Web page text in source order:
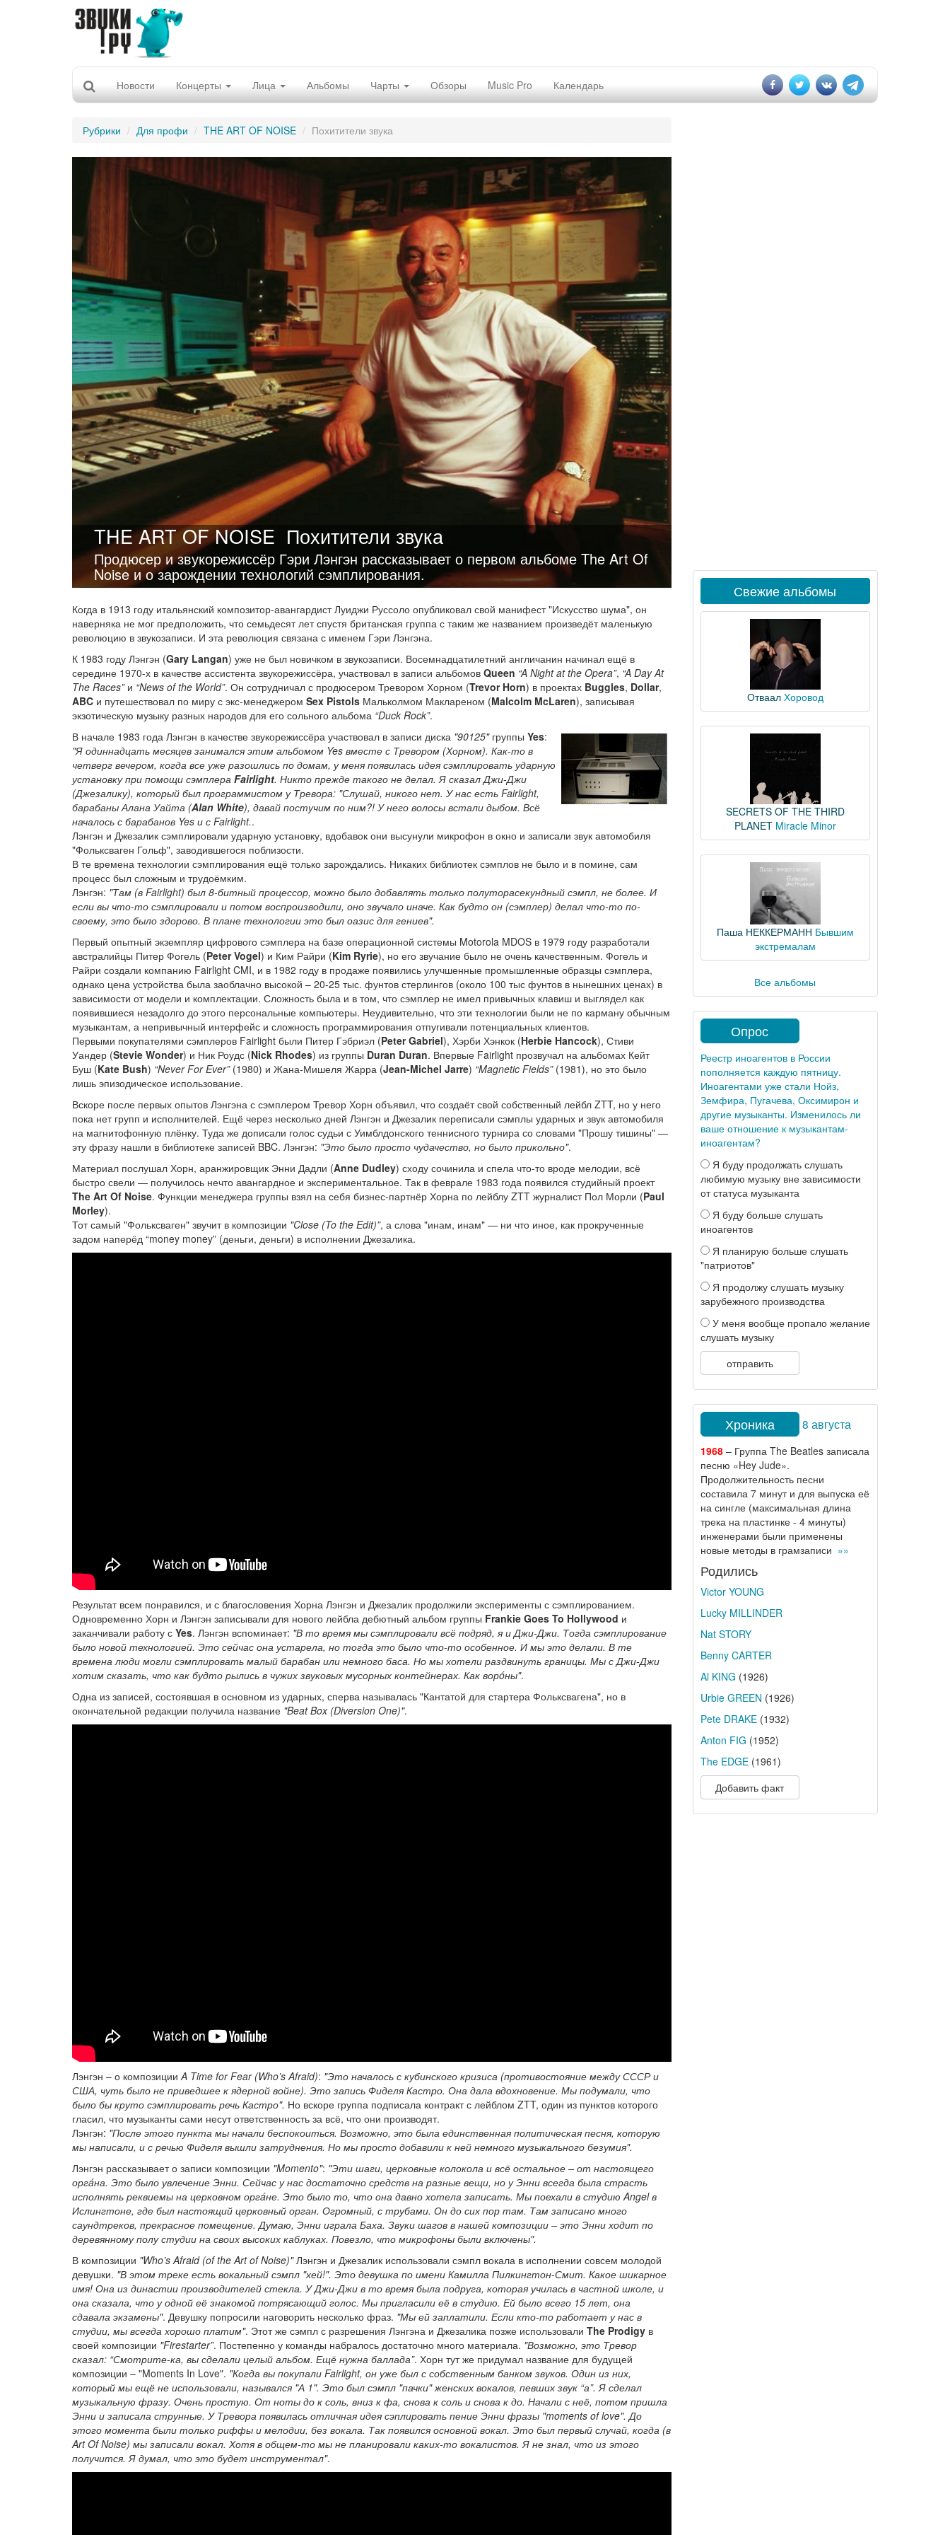
Новости Концерты Лица Альбомы Чарты Обзоры Music Pro Календарь
Рубрики Для профи THE ART OF NOISE Похитители звука
THE ART OF NOISE Похитители звука
Продюсер и звукорежиссёр Гэри Лэнгэн рассказывает о первом альбоме The Art Of
Noise и о зарождении технологий сэмплирования.
Когда в 1913 году итальянский композитор-авангардист Луиджи Руссоло опубликовал свой манифест "Искусство шума", он
наверняка не мог предположить, что семьдесят лет спустя британская группа с таким же названием произведёт маленькую
революцию в звукозаписи. И эта революция связана с именем Гэри Лэнгэна.
К 1983 году Лэнгэн (Gary Langan) уже не был новичком в звукозаписи. Восемнадцатилетний англичанин начинал ещё в
середине 1970-х в качестве ассистента звукорежиссёра, участвовал в записи альбомов Queen “A Night at the Opera”, “A Day At
The Races”и “News of the World”. Он сотрудничал с продюсером Тревором Хорном (Trevor Horn) в проектах Buggles, Dollar,
ABC и путешествовал по миру с экс-менеджером Sex Pistols Мальколмом Маклареном (Malcolm McLaren), записывая
экзотическую музыку разных народов для его сольного альбома “Duck Rock”.
В начале 1983 года Лэнгэн в качестве звукорежиссёра участвовал в записи диска "90125"группы Yes:
"Я одиннадцать месяцев занимался этим альбомом Yes вместе с Тревором (Хорном). Как-то в
четверг вечером, когда все уже разошлись по домам, у меня появилась идея сэмплировать ударную
установку при помощи сэмплера Fairlight. Никто прежде такого не делал. Я сказал Джи-Джи
(Джезалику), который был программистом у Тревора: "Слушай, никого нет. У нас есть Fairlight,
барабаны Алана Уайта (Alan White), давай постучим по ним?! У него волосы встали дыбом. Всё
началось с барабанов Yes и с Fairlight..
Лэнгэн и Джезалик сэмплировали ударную установку, вдобавок они высунули микрофон в окно и записали звук автомобиля
"Фольксваген Гольф", заводившегося поблизости.
В те времена технологии сэмплирования ещё только зарождались. Никаких библиотек сэмплов не было и в помине, сам
процесс был сложным и трудоёмким.
Лэнгэн: "Там (в Fairlight) был 8-битный процессор, можно было добавлять только полуторасекундный сэмпл, не более. И
если вы что-то сэмплировали и потом воспроизводили, оно звучало иначе. Как будто он (сэмплер) делал что-то по-
своему, это было здорово. В плане технологии это был оазис для гениев".
Первый опытный экземпляр цифрового сэмплера на базе операционной системы Motorola MDOS в 1979 году разработали
австралийцы Питер Фогель (Peter Vogel) и Ким Райри (Kim Ryrie), но его звучание было не очень качественным. Фогель и
Райри создали компанию Fairlight CMI, и в 1982 году в продаже появились улучшенные промышленные образцы сэмплера,
однако цена устройства была заоблачно высокой – 20-25 тыс. фунтов стерлингов (около 100 тыс фунтов в нынешних ценах) в
зависимости от модели и комплектации. Сложность была и в том, что сэмплер не имел привычных клавиш и выглядел как
появившиеся незадолго до этого персональные компьютеры. Неудивительно, что эти технологии были не по карману обычным
музыкантам, а непривычный интерфейс и сложность программирования отпугивали потенциальных клиентов.
Первыми покупателями сэмплеров Fairlight были Питер Гэбриэл (Peter Gabriel), Хэрби Хэнкок (Herbie Hancock), Стиви
Уандер (Stevie Wonder) и Ник Роудс (Nick Rhodes) из группы Duran Duran. Впервые Fairlight прозвучал на альбомах Кейт
Буш (Kate Bush) “Never For Ever”(1980) и Жана-Мишеля Жарра (Jean-Michel Jarre) “Magnetic Fields”(1981), но это было
лишь эпизодическое использование.
Вскоре после первых опытов Лэнгэна с сэмплером Тревор Хорн объявил, что создаёт свой собственный лейбл ZTT, но у него
пока нет групп и исполнителей. Ещё через несколько дней Лэнгэн и Джезалик переписали сэмплы ударных и звук автомобиля
на магнитофонную плёнку. Туда же дописали голос судьи с Уимблдонского теннисного турнира со словами "Прошу тишины" —
эту фразу нашли в библиотеке записей BBC. Лэнгэн: "Это было просто чудачество, но было прикольно".
Материал послушал Хорн, аранжировщик Энни Дадли (Anne Dudley) сходу сочинила и спела что-то вроде мелодии, всё
быстро свели — получилось нечто авангардное и экспериментальное. Так в феврале 1983 года появился студийный проект
The Art Of Noise. Функции менеджера группы взял на себя бизнес-партнёр Хорна по лейблу ZTT журналист Пол Морли (Paul
Morley).
Тот самый "Фольксваген" звучит в композиции "Close (To the Edit)”, а слова "инам, инам" — ни что иное, как прокрученные
задом наперёд “money money” (деньги, деньги) в исполнении Джезалика.
Результат всем понравился, и с благословения Хорна Лэнгэн и Джезалик продолжили эксперименты с сэмплированием.
Одновременно Хорн и Лэнгэн записывали для нового лейбла дебютный альбом группы Frankie Goes To Hollywood и
заканчивали работу с Yes. Лэнгэн вспоминает: "В то время мы сэмплировали всё подряд, я и Джи-Джи. Тогда сэмплирование
было новой технологией. Это сейчас она устарела, но тогда это было что-то особенное. И мы это делали. В те
времена люди могли сэмплировать малый барабан или немного баса. Но мы хотели раздвинуть границы. Мы с Джи-Джи
хотим сказать, что как будто рылись в чужих звуковых мусорных контейнерах. Как ворóны".
Одна из записей, состоявшая в основном из ударных, сперва называлась "Кантатой для стартера Фольксвагена", но в
окончательной редакции получила название "Beat Box (Diversion One)".
Лэнгэн – о композиции A Time for Fear (Who’s Afraid): "Это началось с кубинского кризиса (противостояние между СССР и
США, чуть было не приведшее к ядерной войне). Это запись Фиделя Кастро. Она дала вдохновение. Мы подумали, что
было бы круто сэмплировать речь Кастро". Но вскоре группа подписала контракт с лейблом ZTT, один из пунктов которого
гласил, что музыканты сами несут ответственность за всё, что они производят.
Лэнгэн: "После этого пункта мы начали беспокоиться. Возможно, это была единственная политическая песня, которую
мы написали, и с речью Фиделя вышли затруднения. Но мы просто добавили к ней немного музыкального безумия".
Лэнгэн рассказывает о записи композиции "Momento": "Эти шаги, церковные колокола и всё остальное – от настоящего
оргáна. Это было увлечение Энни. Сейчас у нас достаточно средств на разные вещи, но у Энни всегда была страсть
исполнять реквиемы на церковном оргáне. Это было то, что она давно хотела записать. Мы поехали в студию Angel в
Ислингтоне, где был настоящий церковный орган. Огромный, с трубами. Он до сих пор там. Там записано много
саундтреков, прекрасное помещение. Думаю, Энни играла Баха. Звуки шагов в нашей композиции – это Энни ходит по
деревянному полу студии на своих высоких каблуках. Повезло, что микрофоны были включены".
В композиции "Who’s Afraid (of the Art of Noise)"Лэнгэн и Джезалик использовали сэмпл вокала в исполнении совсем молодой
девушки. "В этом треке есть вокальный сэмпл "хей!". Это девушка по имени Камилла Пилкингтон-Смит. Какое шикарное
имя! Она из династии производителей стекла. У Джи-Джи в то время была подруга, которая училась в частной школе, и
она сказала, что у одной её знакомой потрясающий голос. Мы пригласили её в студию. Ей было всего 15 лет, она
сдавала экзамены". Девушку попросили наговорить несколько фраз. "Мы ей заплатили. Если кто-то работает у нас в
студии, мы всегда хорошо платим". Этот же сэмпл с разрешения Лэнгэна и Джезалика позже использовали The Prodigy в
своей композиции "Firestarter”. Постепенно у команды набралось достаточно много материала. "Возможно, это Тревор
сказал: “Смотрите-ка, вы сделали целый альбом. Ещё нужна баллада”. Хорн тут же придумал название для будущей
композиции – "Moments In Love". "Когда вы покупали Fairlight, он уже был с собственным банком звуков. Один из них,
который мы ещё не использовали, назывался "А 1". Это был сэмпл "пачки" женских вокалов, певших звук “а”. Я сделал
музыкальную фразу. Очень простую. От ноты до к соль, вниз к фа, снова к соль и снова к до. Начали с неё, потом пришла
Энни и записала струнные. У Тревора появилась отличная идея сэплировать пение Энни фразы "moments of love". До
этого момента были только риффы и мелодии, без вокала. Так появился основной вокал. Это был первый случай, когда (в
Art Of Noise) мы записали вокал. Хотя в общем-то мы не планировали каких-то вокалистов. Я не знал, что из этого
получится. Я думал, что это будет инструментал".
Свежие альбомы
Отваал Хоровод
SECRETS OF THE THIRD
PLANET Miracle Minor
Паша НЕККЕРМАНН Бывшим
экстремалам
Все альбомы
Опрос
Реестр иноагентов в России
пополняется каждую пятницу.
Иноагентами уже стали Нойз,
Земфира, Пугачева, Оксимирон и
другие музыканты. Изменилось ли
ваше отношение к музыкантам-
иноагентам?
Я буду продолжать слушать
любимую музыку вне зависимости
от статуса музыканта
Я буду больше слушать
иноагентов
Я планирую больше слушать
"патриотов"
Я продолжу слушать музыку
зарубежного производства
У меня вообще пропало желание
слушать музыку
отправить
Хроника 8 августа
1968– Группа The Beatles записала
песню «Hey Jude».
Продолжительность песни
составила 7 минут и для выпуска её
на сингле (максимальная длина
трека на пластинке - 4 минуты)
инженерами были применены
новые методы в грамзаписи »»
Родились
Victor YOUNG
Lucky MILLINDER
Nat STORY
Benny CARTER
Al KING (1926)
Urbie GREEN (1926)
Pete DRAKE(1932)
Anton FIG (1952)
The EDGE(1961)
Добавить факт